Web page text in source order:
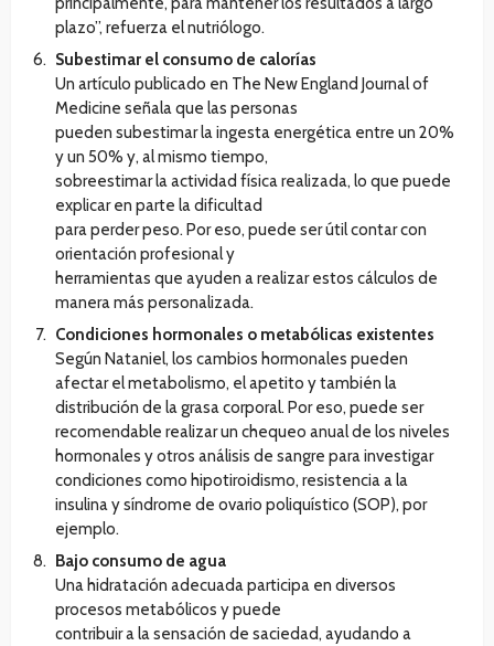
plazo”, refuerza el nutriólogo.
Subestimar el consumo de calorías
Un artículo publicado en The New England Journal of
Medicine señala que las personas
pueden subestimar la ingesta energética entre un 20%
y un 50% y, al mismo tiempo,
sobreestimar la actividad física realizada, lo que puede
explicar en parte la dificultad
para perder peso. Por eso, puede ser útil contar con
orientación profesional y
herramientas que ayuden a realizar estos cálculos de
manera más personalizada.
Condiciones hormonales o metabólicas existentes
Según Nataniel, los cambios hormonales pueden
afectar el metabolismo, el apetito y también la
distribución de la grasa corporal. Por eso, puede ser
recomendable realizar un chequeo anual de los niveles
hormonales y otros análisis de sangre para investigar
condiciones como hipotiroidismo, resistencia a la
insulina y síndrome de ovario poliquístico (SOP), por
ejemplo.
Bajo consumo de agua
Una hidratación adecuada participa en diversos
procesos metabólicos y puede
contribuir a la sensación de saciedad, ayudando a